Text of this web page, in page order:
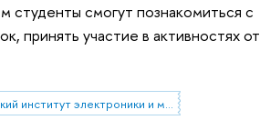
смогут познакомиться с
принять участие в активностях от